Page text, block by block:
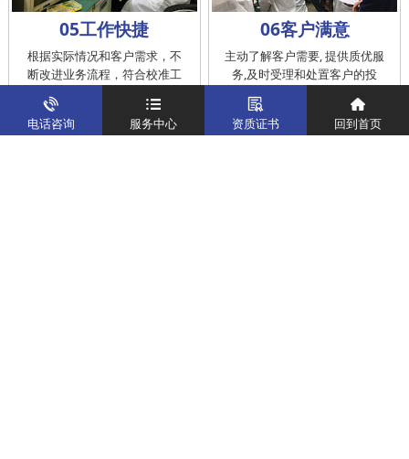
05工作快捷
根据实际情况和客户需求，不
断改进业务流程，符合校准工
作在服务的时间标准内完成
06客户满意
主动了解客户需要, 提供质优服
务,及时受理和处置客户的投
诉，提供快捷、方便的后续服
电话咨询 服务中心 资质证书 回到首页